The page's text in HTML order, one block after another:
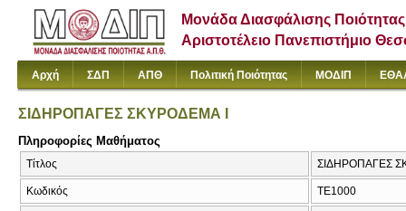
Μονάδα Διασφάλισης Ποιότητας
Αριστοτέλειο Πανεπιστήμιο
Αρχή ΣΔΠ ΑΠΘ Πολιτική Ποιότητας ΜΟΔΙΠ
ΣΙΔΗΡΟΠΑΓΕΣ ΣΚΥΡΟΔΕΜΑ Ι
Πληροφορίες Μαθήματος
Τίτλος ΣΙΔΗΡΟΠΑΓΕΣ
Κωδικός ΤΕ1000